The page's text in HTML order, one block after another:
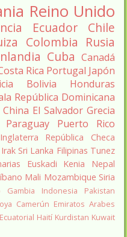
Reino Unido
Ecuador
Chile
Colombia Rusia
Cuba Canadá
Rica Portugal Japón
Bolivia
Honduras
República Dominicana
China El Salvador Grecia
Paraguay
Puerto Rico
Inglaterra
República Checa
Irak Sri Lanka Filipinas Tunez
Euskadi Kenia
Nepal
Mali Mozambique Siria
Gambia Indonesia
Pakistan
Camerún Emiratos Arabes
Haití Kurdistan Kuwait